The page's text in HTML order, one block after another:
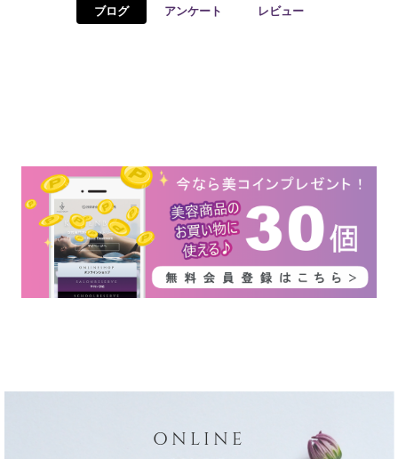
ブログ アンケート レビュー
ONLINE